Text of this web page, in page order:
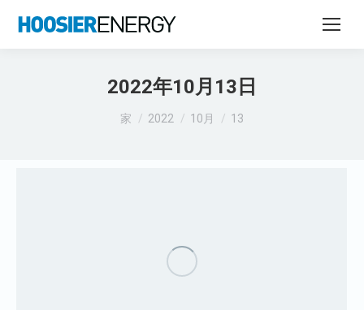
2022年10月13日
あなたはここにいる：
家 2022 10月 13